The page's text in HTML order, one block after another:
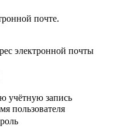
почте.
электронной почты
учётную запись
пользователя